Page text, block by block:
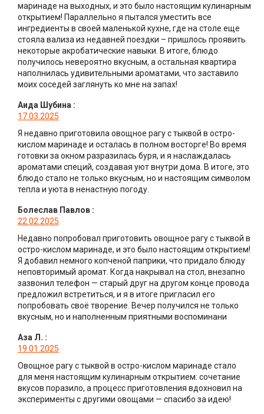
маринаде на выходных, и это было настоящим кулинарным
открытием! Параллельно я пытался уместить все
ингредиенты в своей маленькой кухне, где на столе еще
стояла вализа из недавней поездки – пришлось проявить
некоторые акробатические навыки. В итоге, блюдо
получилось невероятно вкусным, а остальная квартира
наполнилась удивительными ароматами, что заставило
моих соседей заглянуть ко мне на запах!
Аида Шубина :
17.03.2025
Я недавно приготовила овощное рагу с тыквой в остро-
кислом маринаде и осталась в полном восторге! Во время
готовки за окном разразилась буря, и я наслаждалась
ароматами специй, создавая уют внутри дома. В итоге, это
блюдо стало не только вкусным, но и настоящим символом
тепла и уюта в ненастную погоду.
Болеслав Павлов :
22.02.2025
Недавно попробовал приготовить овощное рагу с тыквой в
остро-кислом маринаде, и это было настоящим открытием!
Я добавил немного копченой паприки, что придало блюду
неповторимый аромат. Когда накрывал на стол, внезапно
зазвонил телефон — старый друг на другом конце провода
предложил встретиться, и я в итоге пригласил его
попробовать своё творение. Вечер получился не только
вкусным, но и наполненным приятными воспоминани
Аза Л. :
19.01.2025
Овощное рагу с тыквой в остро-кислом маринаде стало
для меня настоящим кулинарным открытием: сочетание
вкусов поразило, а процесс приготовления вдохновил на
эксперименты с другими овощами — спасибо за идею!